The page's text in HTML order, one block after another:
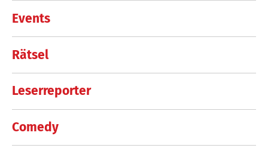
Events
Rätsel
Leserreporter
Comedy